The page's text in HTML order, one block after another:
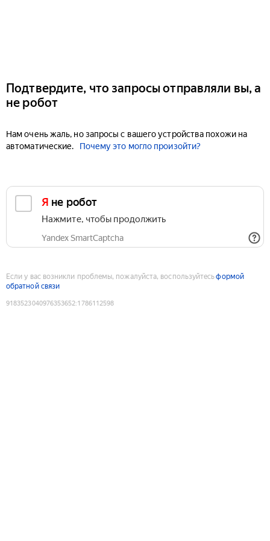
Подтвердите, что запросы отправляли вы, а
не робот
Нам очень жаль, но запросы с вашего устройства похожи на
автоматические.
Почему это могло произойти?
Я не робот
Нажмите, чтобы продолжить
Yandex SmartCaptcha
Если у вас возникли проблемы, пожалуйста, воспользуйтесьформой
обратной связи
9183523040976353652:1786112598